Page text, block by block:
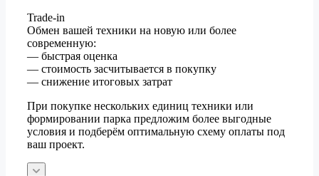
Trade-in
Обмен вашей техники на новую или более
современную:
— быстрая оценка
— стоимость засчитывается в покупку
— снижение итоговых затрат
При покупке нескольких единиц техники или
формировании парка предложим более выгодные
условия и подберём оптимальную схему оплаты под
ваш проект.